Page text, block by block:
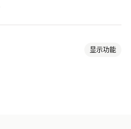
显示功能